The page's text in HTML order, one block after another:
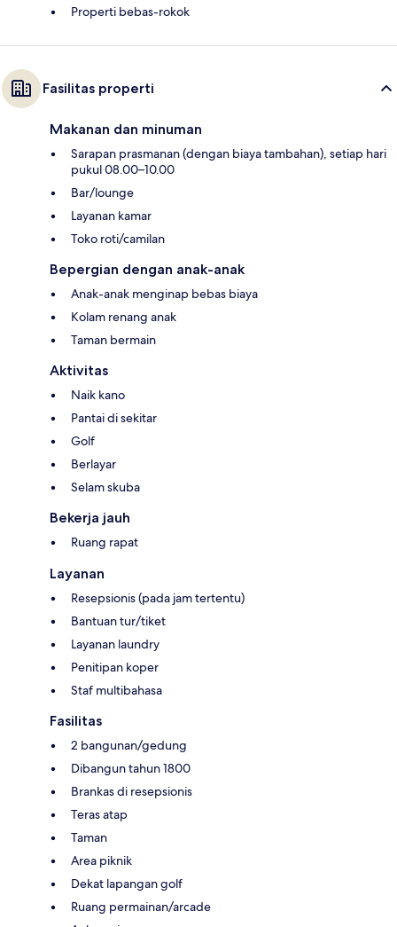
Properti bebas-rokok
Fasilitas properti
Makanan dan minuman
Sarapan prasmanan (dengan biaya tambahan), setiap hari
pukul 08.00–10.00
Bar/lounge
Layanan kamar
Toko roti/camilan
Bepergian dengan anak-anak
Anak-anak menginap bebas biaya
Kolam renang anak
Taman bermain
Aktivitas
Naik kano
Pantai di sekitar
Golf
Berlayar
Selam skuba
Bekerja jauh
Ruang rapat
Layanan
Resepsionis (pada jam tertentu)
Bantuan tur/tiket
Layanan laundry
Penitipan koper
Staf multibahasa
Fasilitas
2 bangunan/gedung
Dibangun tahun 1800
Brankas di resepsionis
Teras atap
Taman
Area piknik
Dekat lapangan golf
Ruang permainan/arcade